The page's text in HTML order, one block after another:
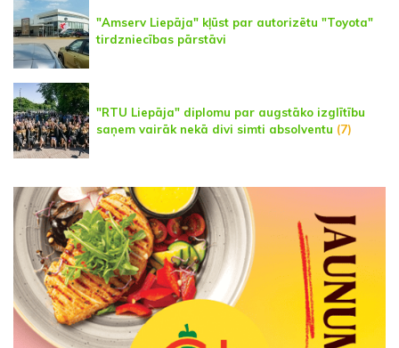
"Amserv Liepāja" kļūst par autorizētu "Toyota"
tirdzniecības pārstāvi
"RTU Liepāja" diplomu par augstāko izglītību
saņem vairāk nekā divi simti absolventu (7)